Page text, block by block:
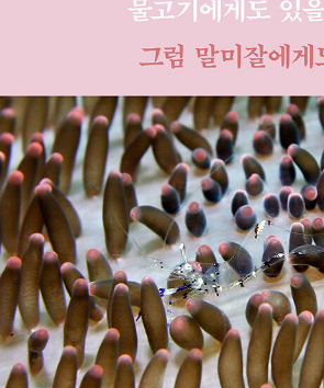
2010년 뛰어난 과학철학 저서에 수여하는 라
rwinian Populations and Natural